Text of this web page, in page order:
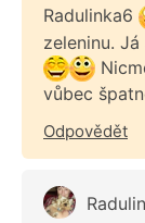
Radulinka6
zeleninu.
vůbec
Odpovědět